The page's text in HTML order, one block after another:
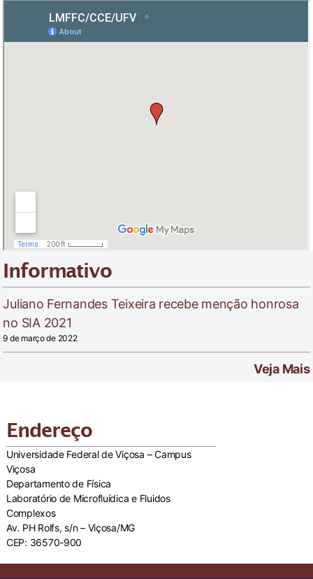
Informativo
Juliano Fernandes Teixeira recebe menção honrosa
no SIA 2021
9 de março de 2022
Veja Mais
Endereço
Universidade Federal de Viçosa – Campus
Viçosa
Departamento de Física
Laboratório de Microfluídica e Fluidos
Complexos
Av. PH Rolfs, s/n – Viçosa/MG
CEP: 36570-900